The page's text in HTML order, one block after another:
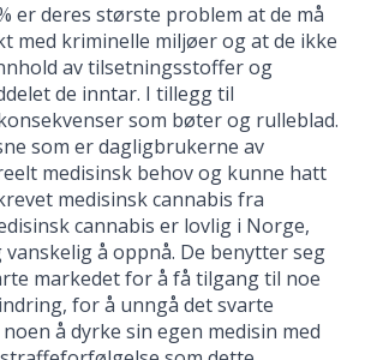
er deres største problem at de må
med kriminelle miljøer og at de ikke
av tilsetningsstoffer og
de inntar. I tillegg til
som bøter og rulleblad.
som er dagligbrukerne av
medisinsk behov og kunne hatt
medisinsk cannabis fra
cannabis er lovlig i Norge,
å oppnå. De benytter seg
markedet for å få tilgang til noe
for å unngå det svarte
å dyrke sin egen medisin med